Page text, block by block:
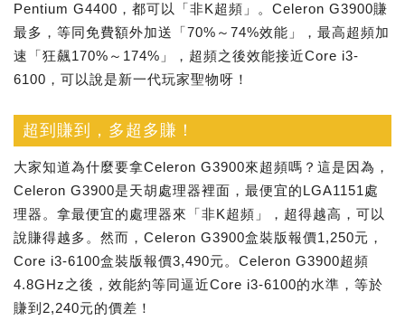
Pentium G4400，都可以「非K超頻」。Celeron G3900賺
最多，等同免費額外加送「70%～74%效能」，最高超頻加
速「狂飆170%～174%」，超頻之後效能接近Core i3-
6100，可以說是新一代玩家聖物呀！
超到賺到，多超多賺！
大家知道為什麼要拿Celeron G3900來超頻嗎？這是因為，
Celeron G3900是天胡處理器裡面，最便宜的LGA1151處
理器。拿最便宜的處理器來「非K超頻」，超得越高，可以
說賺得越多。然而，Celeron G3900盒裝版報價1,250元，
Core i3-6100盒裝版報價3,490元。Celeron G3900超頻
4.8GHz之後，效能約等同逼近Core i3-6100的水準，等於
賺到2,240元的價差！